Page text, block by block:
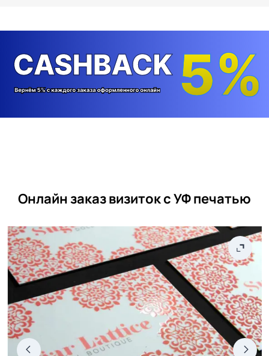
Онлайн заказ визиток с УФ печатью